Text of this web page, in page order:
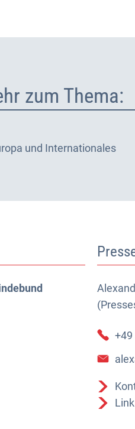
zum Thema:
und Internationales
+49